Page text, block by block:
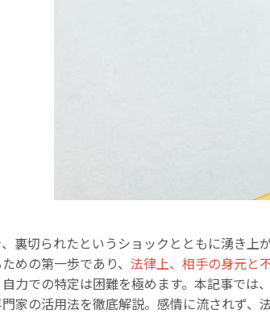
裏切られたというショックとともに湧き上
めの第一歩であり、 法律上、相手の身元と
力での特定は困難を極めます。本記事で
家の活用法を徹底解説。感情に流されず